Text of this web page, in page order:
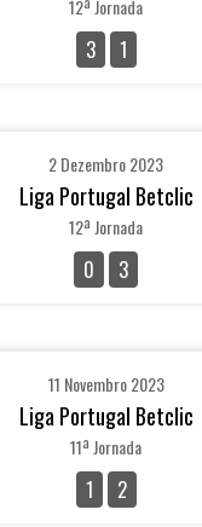
12ª Jornada
3 1
2 Dezembro 2023
Liga Portugal Betclic
12ª Jornada
0 3
11 Novembro 2023
Liga Portugal Betclic
11ª Jornada
1 2